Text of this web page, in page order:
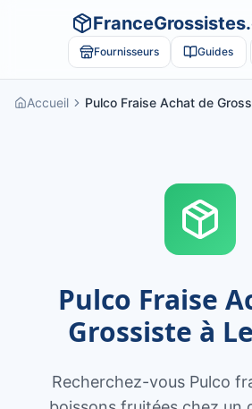
Fournisseurs Guides
Accueil Pulco Fraise Achat de
Pulco Fraise
Grossiste à
Recherchez-vous Pulco